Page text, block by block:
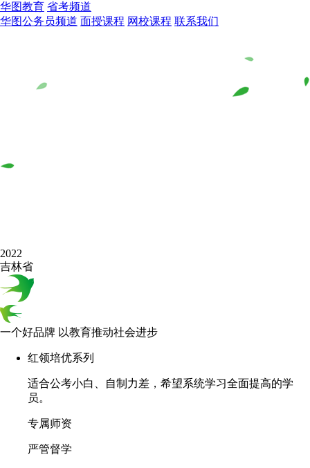
华图教育 省考频道
华图公务员频道 面授课程 网校课程 联系我们
2022
吉林省
一个好品牌 以教育推动社会进步
红领培优系列
适合公考小白、自制力差，希望系统学习全面提高的学
员。
专属师资
严管督学